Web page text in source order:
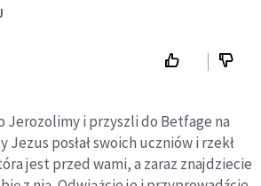
Jerozolimy i przyszli do Betfage na
posłał swoich uczniów i rzekł
jest przed wami, a zaraz znajdziecie